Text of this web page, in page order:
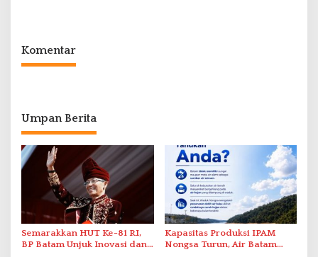
Komentar
Umpan Berita
Semarakkan HUT Ke-81 RI,
BP Batam Unjuk Inovasi dan
Kapasitas Produksi IPAM
Nongsa Turun, Air Batam